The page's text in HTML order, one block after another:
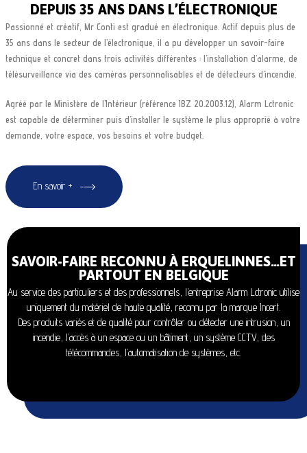
DEPUIS 35 ANS DANS L’ÉLECTRONIQUE
Passionné et créatif, Mr Conti est gradué en électronique. Actif depuis plus de
35 ans dans le secteur de l’électronique, il a pu développer un savoir-faire
technique et concret dans trois activités différentes : l’installation d’alarme, de
télésurveillance via des caméras personnalisables et de détecteurs d’incendie.
Agréé par le Ministère de l’Intérieur (référence IBZ 20.2003.12), Alarm Lctronic
est capable de déterminer puis d’installer le système le plus approprié à votre
demande, votre espace, vos besoins et votre budget.
En savoir +
SAVOIR-FAIRE RECONNU À ERQUELINNES…ET
PARTOUT EN BELGIQUE
Au service des particuliers et des professionnels, l’entreprise Alarm Lctronic utilise
uniquement du matériel de haute qualité, reconnu par la marque Incert.
Des produits variés et de qualité pour contrôler ou détecter une intrusion, un
incendie, l’accès à un espace ou un bâtiment, un système CCTV, des
télécommandes, l’automatisation de systèmes, etc.